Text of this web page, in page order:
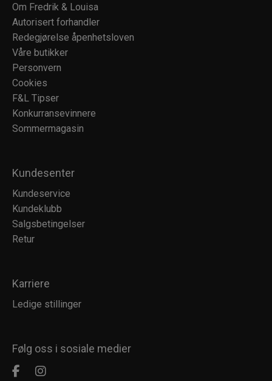
Om Fredrik & Louisa
Autorisert forhandler
Redegjørelse åpenhetsloven
Våre butikker
Personvern
Cookies
F&L Tipser
Konkurransevinnere
Sommermagasin
Kundesenter
Kundeservice
Kundeklubb
Salgsbetingelser
Retur
Karriere
Ledige stillinger
Følg oss i sosiale medier